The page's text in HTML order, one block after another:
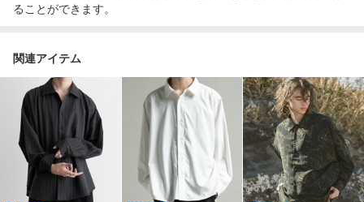
ることができます。
関連アイテム